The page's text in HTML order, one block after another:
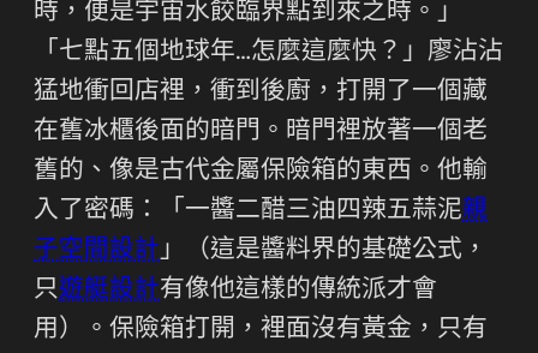
時，便是宇宙水餃臨界點到來之時。」
「七點五個地球年…怎麼這麼快？」廖沾沾
猛地衝回店裡，衝到後廚，打開了一個藏
在舊冰櫃後面的暗門。暗門裡放著一個老
舊的、像是古代金屬保險箱的東西。他輸
入了密碼：「一醬二醋三油四辣五蒜泥親
子空間設計」（這是醬料界的基礎公式，
只遊艇設計有像他這樣的傳統派才會
用）。保險箱打開，裡面沒有黃金，只有